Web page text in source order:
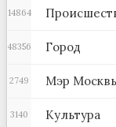
14864
Город
48356
Мэр
2749
Культура
3140